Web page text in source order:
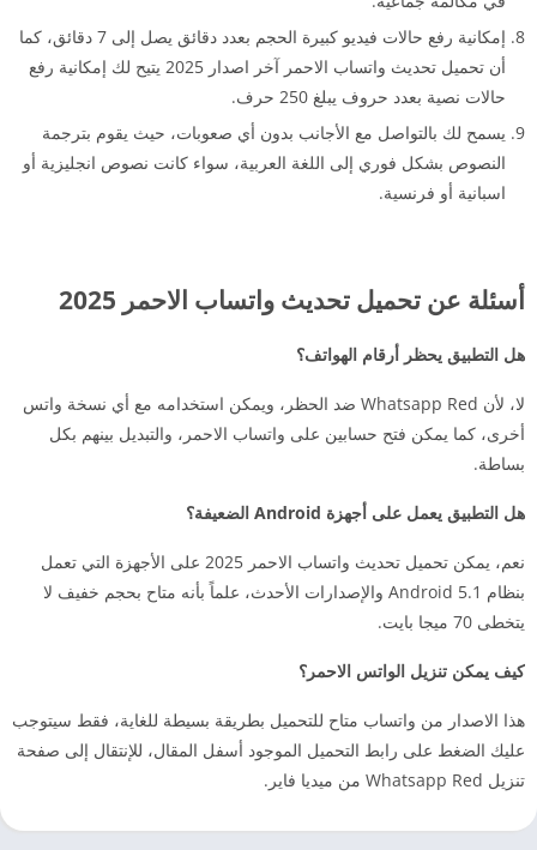
إمكانية رفع حالات فيديو كبيرة الحجم بعدد دقائق يصل إلى 7 دقائق، كما
أن تحميل تحديث واتساب الاحمر آخر اصدار 2025 يتيح لك إمكانية رفع
حالات نصية بعدد حروف يبلغ 250 حرف.
يسمح لك بالتواصل مع الأجانب بدون أي صعوبات، حيث يقوم بترجمة
النصوص بشكل فوري إلى اللغة العربية، سواء كانت نصوص انجليزية أو
اسبانية أو فرنسية.
أسئلة عن تحميل تحديث واتساب الاحمر 2025
هل التطبيق يحظر أرقام الهواتف؟
لا، لأن Whatsapp Red ضد الحظر، ويمكن استخدامه مع أي نسخة واتس
أخرى، كما يمكن فتح حسابين على واتساب الاحمر، والتبديل بينهم بكل
بساطة.
هل التطبيق يعمل على أجهزة Android الضعيفة؟
نعم، يمكن تحميل تحديث واتساب الاحمر 2025 على الأجهزة التي تعمل
بنظام Android 5.1 والإصدارات الأحدث، علماً بأنه متاح بحجم خفيف لا
يتخطى 70 ميجا بايت.
كيف يمكن تنزيل الواتس الاحمر؟
هذا الاصدار من واتساب متاح للتحميل بطريقة بسيطة للغاية، فقط سيتوجب
عليك الضغط على رابط التحميل الموجود أسفل المقال، للإنتقال إلى صفحة
تنزيل Whatsapp Red من ميديا فاير.